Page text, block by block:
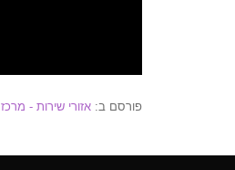
פורסם ב: אזורי שירות - מרכז